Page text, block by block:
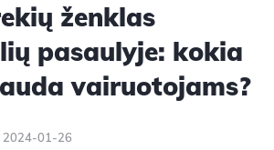
ženklas
pasaulyje: kokia
vairuotojams?
2024-01-26